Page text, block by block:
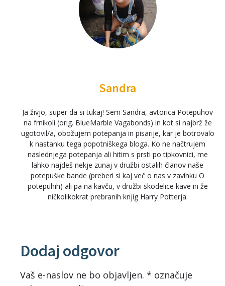
Sandra
Ja živjo, super da si tukaj! Sem Sandra, avtorica Potepuhov
na frnikoli (orig. BlueMarble Vagabonds) in kot si najbrž že
ugotovil/a, obožujem potepanja in pisarije, kar je botrovalo
k nastanku tega popotniškega bloga. Ko ne načtrujem
naslednjega potepanja ali hitim s prsti po tipkovnici, me
lahko najdeš nekje zunaj v družbi ostalih članov naše
potepuške bande (preberi si kaj več o nas v zavihku O
potepuhih) ali pa na kavču, v družbi skodelice kave in že
ničkolikokrat prebranih knjig Harry Potterja.
Dodaj odgovor
Vaš e-naslov ne bo objavljen. * označuje